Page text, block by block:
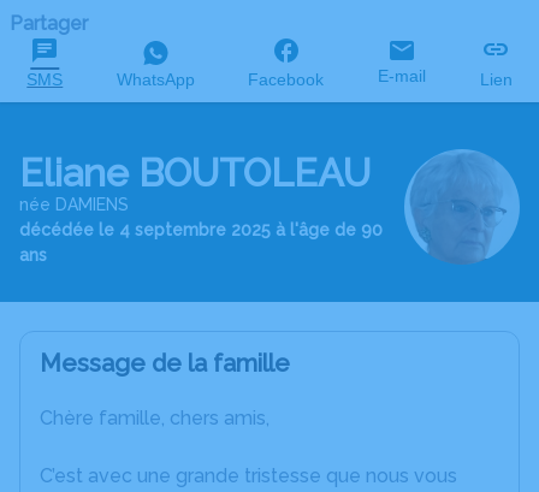
Partager
SMS WhatsApp Facebook E-mail Lien
Eliane BOUTOLEAU
née DAMIENS
décédée le 4 septembre 2025 à l'âge de 90
ans
Message de la famille
Chère famille, chers amis,
C’est avec une grande tristesse que nous vous